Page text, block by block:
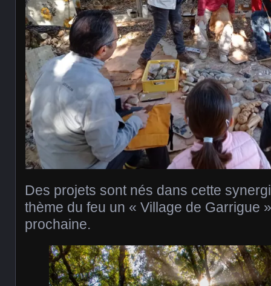
Des projets sont nés dans cette
thème du feu un « Village de Garrigue
prochaine.